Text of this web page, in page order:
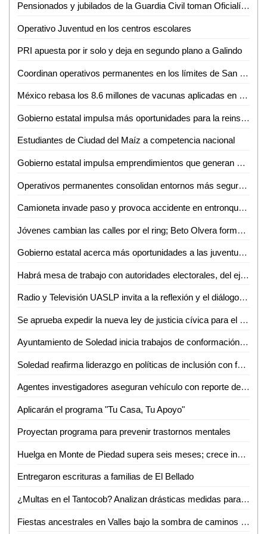
Pensionados y jubilados de la Guardia Civil toman Oficialía Mayor por incumplimiento de aumento salarial
Operativo Juventud en los centros escolares
PRI apuesta por ir solo y deja en segundo plano a Galindo
Coordinan operativos permanentes en los límites de San Luis Potosí y Zacatecas
México rebasa los 8.6 millones de vacunas aplicadas en poco más de un mes
Gobierno estatal impulsa más oportunidades para la reinserción social de mujeres
Estudiantes de Ciudad del Maíz a competencia nacional
Gobierno estatal impulsa emprendimientos que generan más empleo
Operativos permanentes consolidan entornos más seguros en todo el estado
Camioneta invade paso y provoca accidente en entronque carretero
Jóvenes cambian las calles por el ring; Beto Olvera forma nueva generación de atletas en Valles
Gobierno estatal acerca más oportunidades a las juventudes de la región media
Habrá mesa de trabajo con autoridades electorales, del ejecutivo e instancias diversas sobre la reforma electoral en curso: Dip. Héctor Serrano Cortés
Radio y Televisión UASLP invita a la reflexión y el diálogo sobre la diversidad con la 6ª Jornada Radiofónica "Mes del Orgullo"
Se aprueba expedir la nueva ley de justicia cívica para el estado y municipios de San Luis Potosí
Ayuntamiento de Soledad inicia trabajos de conformación de segundo informe de gobierno
Soledad reafirma liderazgo en políticas de inclusión con feria nacional del empleo 2026
Agentes investigadores aseguran vehículo con reporte de robo en Tamazunchale
Aplicarán el programa "Tu Casa, Tu Apoyo"
Proyectan programa para prevenir trastornos mentales
Huelga en Monte de Piedad supera seis meses; crece incertidumbre por prendas empeñadas
Entregaron escrituras a familias de El Bellado
¿Multas en el Tantocob? Analizan drásticas medidas para cuidar áreas verdes
Fiestas ancestrales en Valles bajo la sombra de caminos destrozados